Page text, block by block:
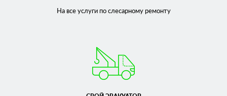
На все услуги по слесарномуремонту